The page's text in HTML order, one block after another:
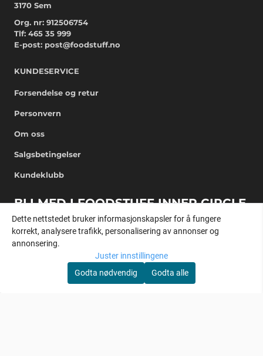
3170 Sem
Org. nr: 912506754
Tlf: 465 35 999
E-post: post@foodstuff.no
KUNDESERVICE
Forsendelse og retur
Personvern
Om oss
Salgsbetingelser
Kundeklubb
BLI MED I FOODSTUFF INNER CIRCLE
Få eksklusive nyheter rett i mailboksen
E-post
REGISTRER DEG
Dette nettstedet bruker informasjonskapsler for å fungere
korrekt, analysere trafikk, personalisering av annonser og
annonsering.
Juster innstillingene
Godta nødvendig
Godta alle